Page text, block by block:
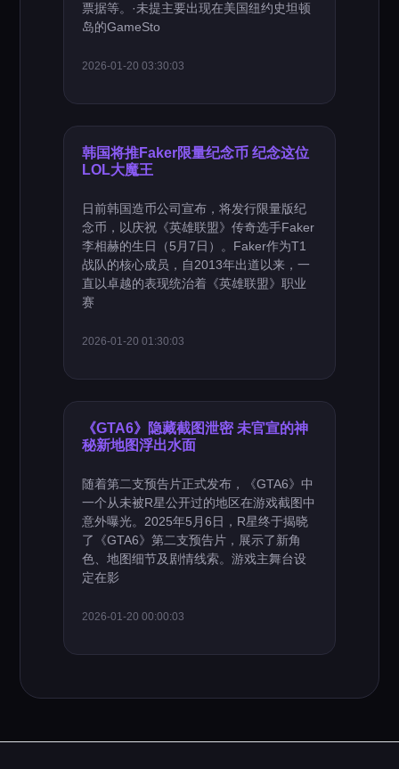
票据等。·未提主要出现在美国纽约史坦顿
岛的GameSto
2026-01-20 03:30:03
韩国将推Faker限量纪念币 纪念这位
LOL大魔王
日前韩国造币公司宣布，将发行限量版纪
念币，以庆祝《英雄联盟》传奇选手Faker
李相赫的生日（5月7日）。Faker作为T1
战队的核心成员，自2013年出道以来，一
直以卓越的表现统治着《英雄联盟》职业
赛
2026-01-20 01:30:03
《GTA6》隐藏截图泄密 未官宣的神
秘新地图浮出水面
随着第二支预告片正式发布，《GTA6》中
一个从未被R星公开过的地区在游戏截图中
意外曝光。2025年5月6日，R星终于揭晓
了《GTA6》第二支预告片，展示了新角
色、地图细节及剧情线索。游戏主舞台设
定在影
2026-01-20 00:00:03